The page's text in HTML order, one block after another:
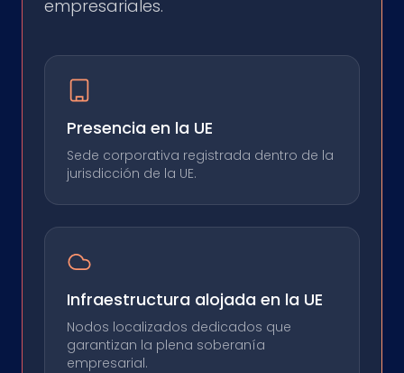
empresariales.
Presencia en la UE
Sede corporativa registrada dentro de la
jurisdicción de la UE.
Infraestructura alojada en la UE
Nodos localizados dedicados que
garantizan la plena soberanía
empresarial.